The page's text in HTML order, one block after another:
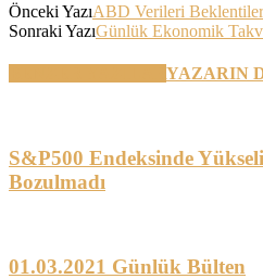
Önceki YazıABD Verileri
Sonraki YazıGünlük Ekonomik
YAZARIN
S&P500 Endeksinde
Bozulmadı
01.03.2021 Günlük Bülten